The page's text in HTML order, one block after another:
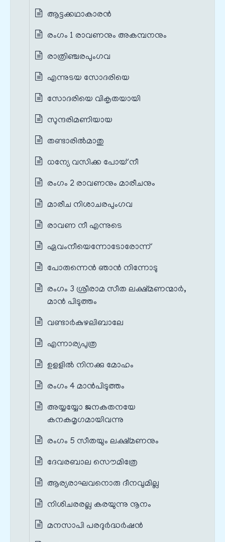
ആട്ടക്കഥാകാരൻ
രംഗം 1 രാവണനും അകമ്പനനും
രാത്രിഞ്ചരപുംഗവ
എന്നുടയ സോദരിയെ
സോദരിയെ വികൃതയായി
സുന്ദരിമണിയായ
തണ്ടാരില്‍മാതു
ധന്യേ വസിക്ക പോയ് നീ
രംഗം 2 രാവണനും മാരീചനും
മാരീച നിശാചരപുംഗവ
രാവണ നീ എന്നുടെ
ഏവംനീയെന്നോടോരോന്ന്
പോരുന്നെന്‍ ഞാന്‍ നിന്നോടു
രംഗം 3 ശ്രീരാമ സീത ലക്ഷ്മണന്മാർ,
മാൻ പിടുത്തം
വണ്ടാര്‍കുഴലിബാലേ
എന്നാര്യപുത്ര
ഉളളില്‍ നിനക്കു മോഹം
രംഗം 4 മാൻപിടുത്തം
അയ്യയ്യോ ജനകതനയേ
കനകമൃഗമായിവന്നു
രംഗം 5 സീതയും ലക്ഷ്മണനും
ദേവരബാല സൌമിത്രേ
ആര്യരാഘവനൊരു ദീനവുമില്ല
നിശിചരരല്ല കരയുന്നു നൂനം
മനസാപി പരദുര്‍ദ്ധര്‍ഷന്‍